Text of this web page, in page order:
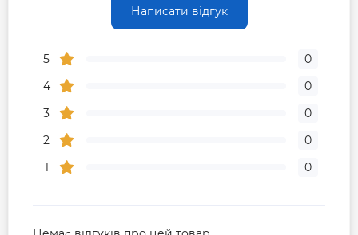
Написати відгук
5
0
4
0
3
0
2
0
1
0